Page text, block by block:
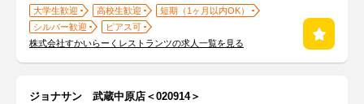
大学生歓迎 高校生歓迎
短期（1ヶ月以内OK）
シルバー歓迎
ピアス可
株式会社すかいらーくレストランツの求人一覧を見る
ジョナサン 武蔵中原店＜020914＞